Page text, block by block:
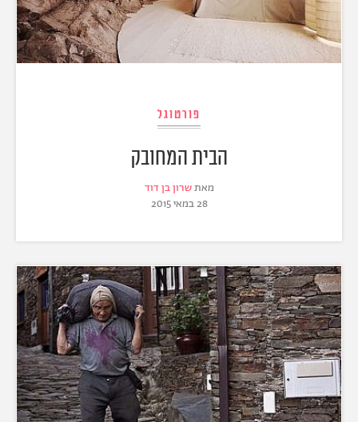
פורטוגל
הבית המחובק
מאתשרון בן דוד
28 במאי 2015